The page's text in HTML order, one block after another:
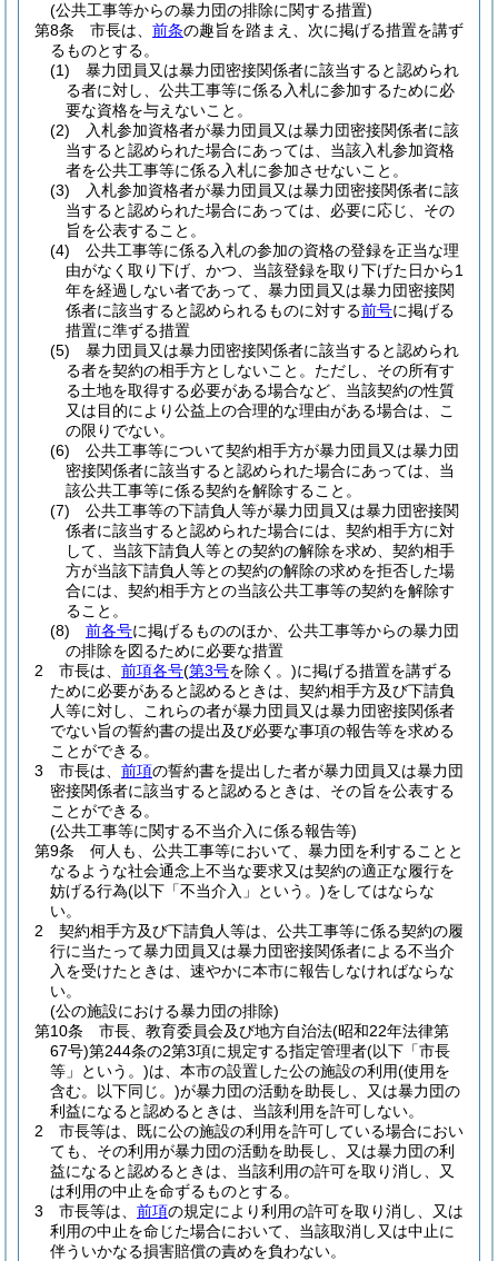
(公共工事等からの暴力団の排除に関する措置)
第8条
市長は、 前条の趣旨を踏まえ、次に掲げる措置を講ず
るものとする。
(1)
暴力団員又は暴力団密接関係者に該当すると認められ
る者に対し、公共工事等に係る入札に参加するために必
要な資格を与えないこと。
(2)
入札参加資格者が暴力団員又は暴力団密接関係者に該
当すると認められた場合にあっては、当該入札参加資格
者を公共工事等に係る入札に参加させないこと。
(3)
入札参加資格者が暴力団員又は暴力団密接関係者に該
当すると認められた場合にあっては、必要に応じ、その
旨を公表すること。
(4)
公共工事等に係る入札の参加の資格の登録を正当な理
由がなく取り下げ、かつ、当該登録を取り下げた日から1
年を経過しない者であって、暴力団員又は暴力団密接関
係者に該当すると認められるものに対する前号に掲げる
措置に準ずる措置
(5)
暴力団員又は暴力団密接関係者に該当すると認められ
る者を契約の相手方としないこと。 ただし、その所有す
る土地を取得する必要がある場合など、当該契約の性質
又は目的により公益上の合理的な理由がある場合は、こ
の限りでない。
(6)
公共工事等について契約相手方が暴力団員又は暴力団
密接関係者に該当すると認められた場合にあっては、当
該公共工事等に係る契約を解除すること。
(7)
公共工事等の下請負人等が暴力団員又は暴力団密接関
係者に該当すると認められた場合には、契約相手方に対
して、当該下請負人等との契約の解除を求め、契約相手
方が当該下請負人等との契約の解除の求めを拒否した場
合には、契約相手方との当該公共工事等の契約を解除す
ること。
(8)
前各号に掲げるもののほか、公共工事等からの暴力団
の排除を図るために必要な措置
2
市長は、 前項各号(第3号を除く。)に掲げる措置を講ずる
ために必要があると認めるときは、契約相手方及び下請負
人等に対し、これらの者が暴力団員又は暴力団密接関係者
でない旨の誓約書の提出及び必要な事項の報告等を求める
ことができる。
3
市長は、 前項の誓約書を提出した者が暴力団員又は暴力団
密接関係者に該当すると認めるときは、その旨を公表する
ことができる。
(公共工事等に関する不当介入に係る報告等)
第9条
何人も、公共工事等において、暴力団を利することと
なるような社会通念上不当な要求又は契約の適正な履行を
妨げる行為(以下「不当介入」という。)をしてはならな
い。
2
契約相手方及び下請負人等は、公共工事等に係る契約の履
行に当たって暴力団員又は暴力団密接関係者による不当介
入を受けたときは、速やかに本市に報告しなければならな
い。
(公の施設における暴力団の排除)
第10条
市長、教育委員会及び地方自治法(昭和22年法律第
67号)第244条の2第3項に規定する指定管理者(以下「市長
等」という。)は、本市の設置した公の施設の利用(使用を
含む。以下同じ。)が暴力団の活動を助長し、又は暴力団の
利益になると認めるときは、当該利用を許可しない。
2
市長等は、既に公の施設の利用を許可している場合におい
ても、その利用が暴力団の活動を助長し、又は暴力団の利
益になると認めるときは、当該利用の許可を取り消し、又
は利用の中止を命ずるものとする。
3
市長等は、 前項の規定により利用の許可を取り消し、又は
利用の中止を命じた場合において、当該取消し又は中止に
伴ういかなる損害賠償の責めを負わない。